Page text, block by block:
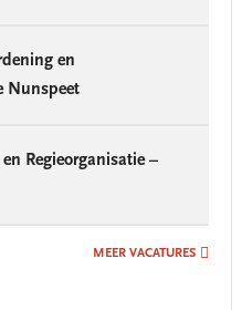
en
Nunspeet
Regieorganisatie –
MEER VACATURES